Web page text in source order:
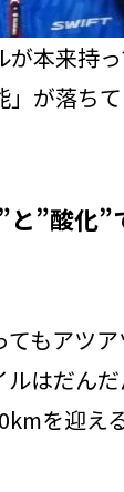
が本来持
が落ちて
”酸化”
もアツ
ルはだん
を迎え